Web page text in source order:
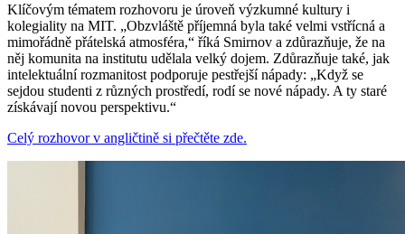
Klíčovým tématem rozhovoru je úroveň výzkumné kultury i
kolegiality na MIT. „Obzvláště příjemná byla také velmi vstřícná a
mimořádně přátelská atmosféra,“ říká Smirnov a zdůrazňuje, že na
něj komunita na institutu udělala velký dojem. Zdůrazňuje také, jak
intelektuální rozmanitost podporuje pestřejší nápady: „Když se
sejdou studenti z různých prostředí, rodí se nové nápady. A ty staré
získávají novou perspektivu.“
Celý rozhovor v angličtině si přečtěte zde.